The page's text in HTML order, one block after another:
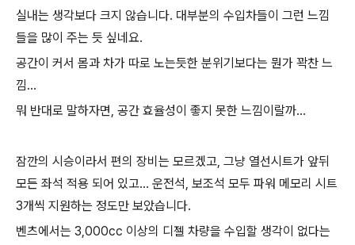
실내는 생각보다 크지 않습니다. 대부분의 수입차들이 그런 느낌
들을 많이 주는 듯 싶네요.
공간이 커서 몸과 차가 따로 노는듯한 분위기보다는 뭔가 꽉찬 느
낌...
뭐 반대로 말하자면, 공간 효율성이 좋지 못한 느낌이랄까...
잠깐의 시승이라서 편의 장비는 모르겠고, 그냥 열선시트가 앞뒤
모든 좌석 적용 되어 있고... 운전석, 보조석 모두 파워 메모리 시트
3개씩 지원하는 정도만 보았습니다.
벤츠에서는 3,000cc 이상의 디젤 차량을 수입할 생각이 없다는